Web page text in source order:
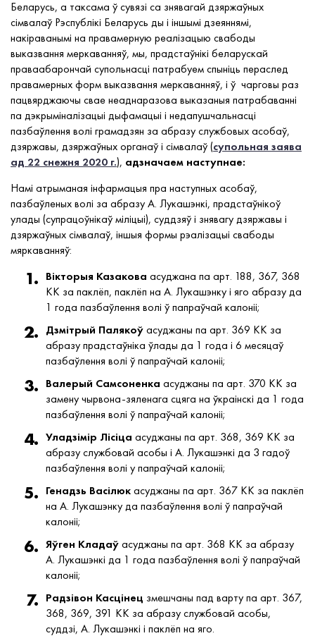
Беларусь, а таксама ў сувязі са знявагай дзяржаўных
сімвалаў Рэспублікі Беларусь ды і іншымі дзеяннямі,
накіраванымі на правамерную реалізацыю свабоды
выказвання меркаванняў, мы, прадстаўнікі беларускай
праваабарончай супольнасці патрабуем спыніць пераслед
правамерных форм выказвання меркаванняў, і ў чарговы раз
пацвярджаючы свае неаднаразова выказаныя патрабаванні
па дэкрыміналізацыі дыфамацыі і недапушчальнасці
пазбаўлення волі грамадзян за абразу службовых асобаў,
дзяржавы, дзяржаўных органаў і сімвалаў (супольная заява
ад 22 снежня 2020 г.), адзначаем наступнае:
Намі атрыманая інфармацыя пра наступных асобаў,
пазбаўленых волі за абразу А. Лукашэнкі, прадстаўнікоў
улады (супрацоўнікаў міліцыі), суддзяў і знявагу дзяржавы і
дзяржаўных сімвалаў, іншыя формы рэалізацыі свабоды
мяркаванняў:
Вікторыя Казакова асуджана па арт. 188, 367, 368
КК за паклёп, паклёп на А. Лукашэнку і яго абразу да
1 года пазбаўлення волі ў папраўчай калоніі;
Дзмітрый Палякоўасуджаны па арт. 369 КК за
абразу прадстаўніка ўлады да 1 года і 6 месяцаў
пазбаўлення волі ў папраўчай калоніі;
Валерый Самсоненка асуджаны па арт. 370 КК за
замену чырвона-зяленага сцяга на ўкраінскі да 1 года
пазбаўлення волі ў папраўчай калоніі;
Уладзімір Лісіца асуджаны па арт. 368, 369 КК за
абразу службовай асобы і А. Лукашэнкі да 3 гадоў
пазбаўлення волі у папраўчай калоніі;
Генадзь Васілюкасуджаны па арт. 367 КК за паклёп
на А. Лукашэнку да пазбаўлення волі ў папраўчай
калоніі;
Яўген Кладаўасуджаны па арт. 368 КК за абразу
А. Лукашэнкі да 1 года пазбаўлення волі ў папраўчай
калоніі;
Радзівон Касцінец змешчаны пад варту па арт. 367,
368, 369, 391 КК за абразу службовай асобы,
суддзі, А. Лукашэнкі і паклёп на яго.